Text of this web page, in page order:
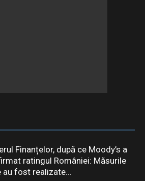
Finanțelor, după ce Moody’s a
ratingul României: Măsurile
au fost realizate...